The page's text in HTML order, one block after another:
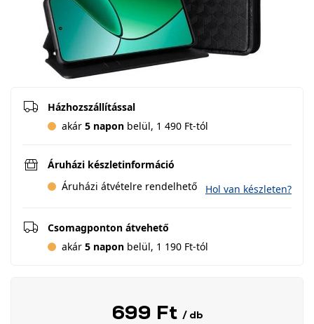
Házhozszállítással
akár 5 napon belül, 1 490 Ft-tól
Áruházi készletinformáció
Áruházi átvételre rendelhető
Hol van készleten?
Csomagponton átvehető
akár 5 napon belül, 1 190 Ft-tól
699 Ft / db